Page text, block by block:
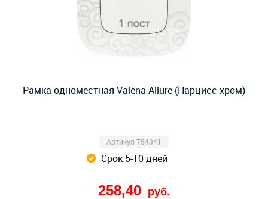
Рамка одноместная Valena Allure (Нарцисс хром)
Артикул 754341
Срок 5-10 дней
258,40 руб.